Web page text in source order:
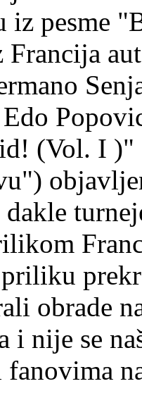
iz pesme
Francija
(Vol. I
obrade
i nije se
fanovima